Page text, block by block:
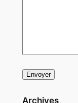
Archives